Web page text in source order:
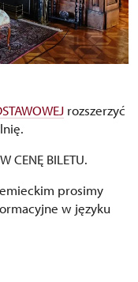
rozszerzyć
CENĘ BILETU.
prosimy
w języku